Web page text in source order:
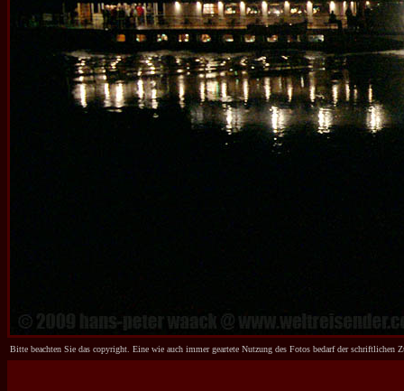
Bitte beachten Sie das copyright. Eine wie auch immer geartete Nutzung des Fotos bedarf der schriftlichen